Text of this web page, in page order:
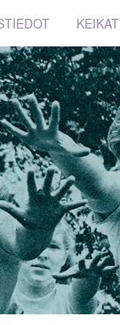
KEIKAT